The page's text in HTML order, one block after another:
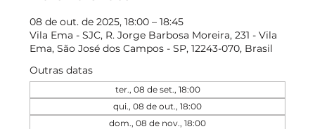
08 de out. de 2025, 18:00 – 18:45
Vila Ema - SJC, R. Jorge Barbosa Moreira, 231 - Vila
Ema, São José dos Campos - SP, 12243-070, Brasil
Outras datas
ter., 08 de set., 18:00
qui., 08 de out., 18:00
dom., 08 de nov., 18:00